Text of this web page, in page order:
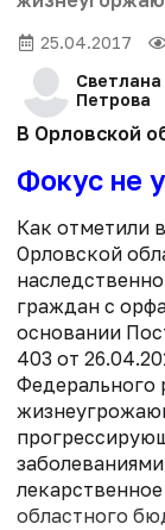
25.04.2017
Светлана
Петрова
В Орловской
Фокус не
Как отметили
Орловской
граждан с
основании
403 от
Федерального
областного